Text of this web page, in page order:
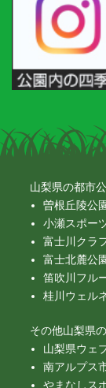
山梨県の都市
曽根丘陵公
小瀬スポー
富士川クラ
富士北麓公
笛吹川フル
桂川ウェル
その他山梨県
山梨県ウェ
南アルプス
やまなしス